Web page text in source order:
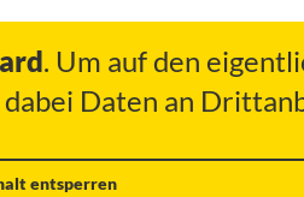
. Um auf den
Daten an
entsperren